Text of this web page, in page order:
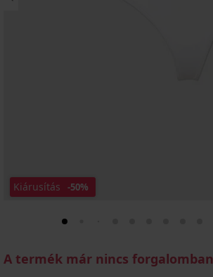
Kiárusítás -50%
A termék már nincs forgalomban